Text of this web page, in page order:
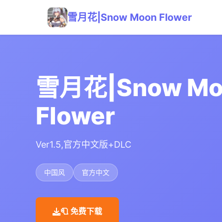
雪月花|Snow Moon Flower
雪月花|Snow
Flower
Ver1.5,官方中文版+DLC
中国风 官方中文
🧻 免费下载